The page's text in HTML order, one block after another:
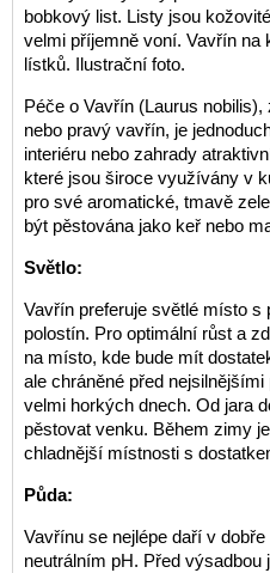
bobkový list. Listy jsou
velmi příjemně voní. Vavřín na
lístků. Ilustrační foto.
Péče o Vavřín (Laurus
nebo pravý vavřín, je
interiéru nebo zahrady
které jsou široce využívány v
pro své aromatické, tmavě
být pěstována jako keř nebo
Světlo:
Vavřín preferuje světlé místo
polostín. Pro optimální růst a
na místo, kde bude mít
ale chráněné před
velmi horkých dnech. Od jara
pěstovat venku. Během zimy
chladnější místnosti s
Půda:
Vavřínu se nejlépe daří v
neutrálním pH. Před výsadbou